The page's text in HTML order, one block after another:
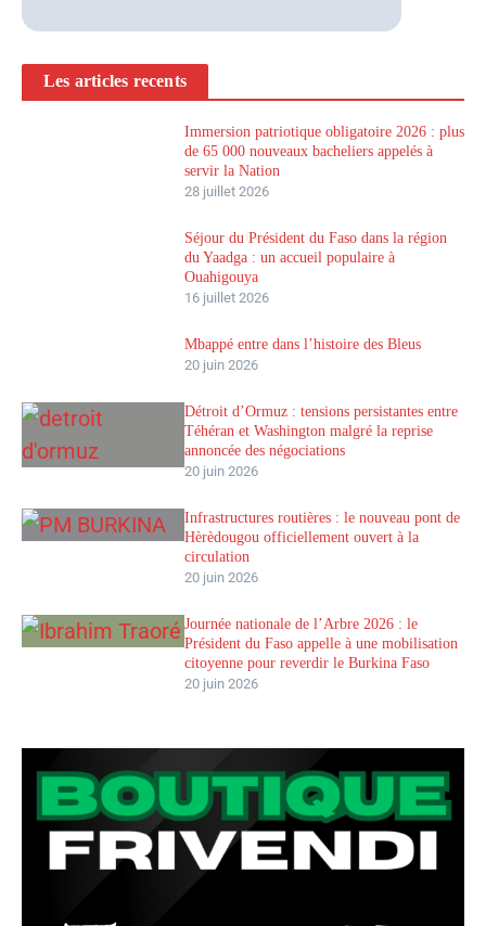
Les articles recents
Immersion patriotique obligatoire 2026 : plus
de 65 000 nouveaux bacheliers appelés à
servir la Nation
28 juillet 2026
Séjour du Président du Faso dans la région
du Yaadga : un accueil populaire à
Ouahigouya
16 juillet 2026
Mbappé entre dans l’histoire des Bleus
20 juin 2026
Détroit d’Ormuz : tensions persistantes entre
Téhéran et Washington malgré la reprise
annoncée des négociations
20 juin 2026
Infrastructures routières : le nouveau pont de
Hèrèdougou officiellement ouvert à la
circulation
20 juin 2026
Journée nationale de l’Arbre 2026 : le
Président du Faso appelle à une mobilisation
citoyenne pour reverdir le Burkina Faso
20 juin 2026